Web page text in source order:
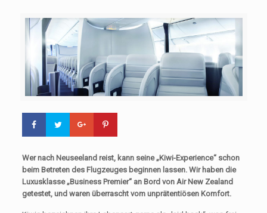
Wer nach Neuseeland reist, kann seine „Kiwi-Experience“ schon
beim Betreten des Flugzeuges beginnen lassen. Wir haben die
Luxusklasse „Business Premier“ an Bord von Air New Zealand
getestet, und waren überrascht vom unprätentiösen Komfort.